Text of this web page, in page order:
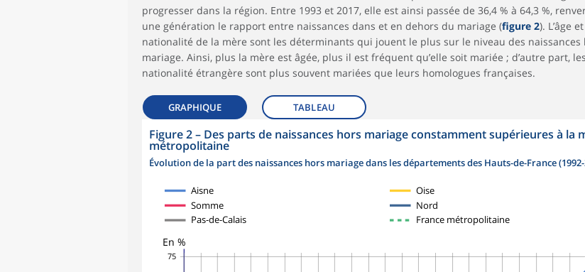
progresser dans la région. Entre 1993 et 2017, elle est ainsi passée de 36,4 % à 64,3 %,
une génération le rapport entre naissances dans et en dehors du mariage (figure 2). L’âge
nationalité de la mère sont les déterminants qui jouent le plus sur le niveau des naissances
mariage. Ainsi, plus la mère est âgée, plus il est fréquent qu’elle soit mariée ; d’autre part,
nationalité étrangère sont plus souvent mariées que leurs homologues françaises.
GRAPHIQUE TABLEAU
Figure 2– Des parts de naissances hors mariage constamment supérieures à la
métropolitaine
Évolution de la part des naissances hors mariage dans les départements des Hauts-de-France (1992-
75
En %
Aisne
Oise
Somme
Nord
Pas-de-Calais France métropolitaine